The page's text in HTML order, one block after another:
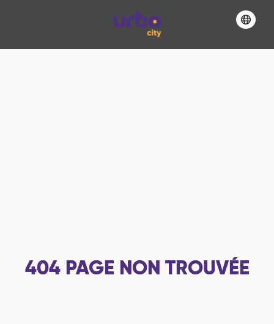
404 PAGE NON TROUVÉE